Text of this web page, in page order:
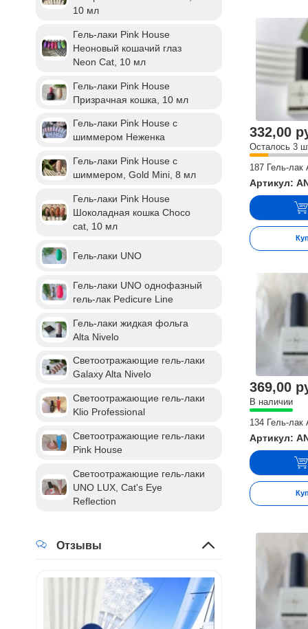
332,00
Осталось 3
187 Гель-
Артикул:
369,00
В наличии
134 Гель-
Артикул:
10 мл
Гель-лаки Pink House
Неоновый кошачий глаз
Neon Cat, 10 мл
Гель-лаки Pink House
Призрачная кошка, 10 мл
Гель-лаки Pink House с
шиммером Неженка
Гель-лаки Pink House с
шиммером, Gold Mini, 8 мл
Гель-лаки Pink House
Шоколадная кошка Choco
cat, 10 мл
Гель-лаки UNO
Гель-лаки UNO однофазный
гель-лак Pedicure Line
Гель-лаки жидкая фольга
Alta Nivelo
Светоотражающие гель-лаки
Galaxy Alta Nivelo
Светоотражающие гель-лаки
Klio Professional
Светоотражающие гель-лаки
Pink House
Светоотражающие гель-лаки
UNO LUX, Cat's Eye
Reflection
Отзывы